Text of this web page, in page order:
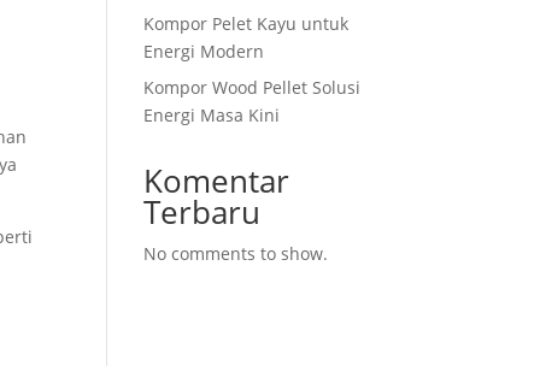
Kompor Pelet Kayu untuk
Energi Modern
Kompor Wood Pellet Solusi
Energi Masa Kini
Komentar
Terbaru
No comments to show.